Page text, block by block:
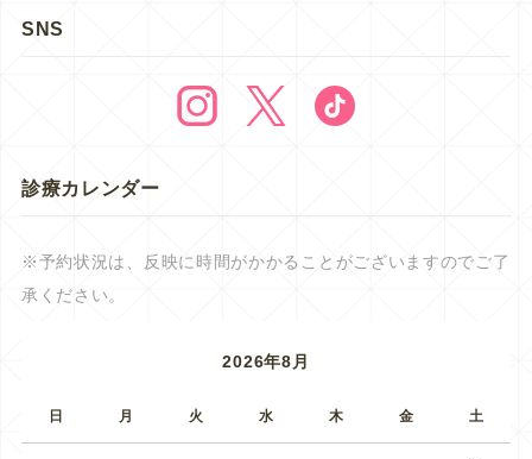
SNS
診療カレンダー
※予約状況は、反映に時間がかかることがございますのでご了
承ください。
2026年8月
日 月 火 水 木 金 土